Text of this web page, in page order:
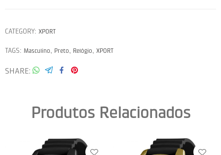
CATEGORY: XPORT
TAGS: Masculino, Preto, Relógio, XPORT
SHARE
Produtos Relacionados